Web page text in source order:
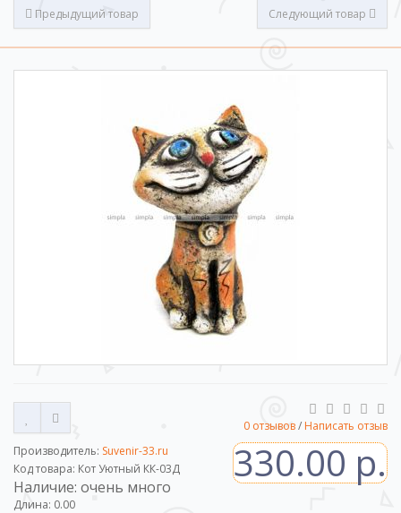
Предыдущий товар Следующий товар
0 отзывов/ Написать отзыв
Производитель: Suvenir-33.ru
Код товара: Кот Уютный КК-03Д
Наличие: очень много
Длина: 0.00
330.00 р.